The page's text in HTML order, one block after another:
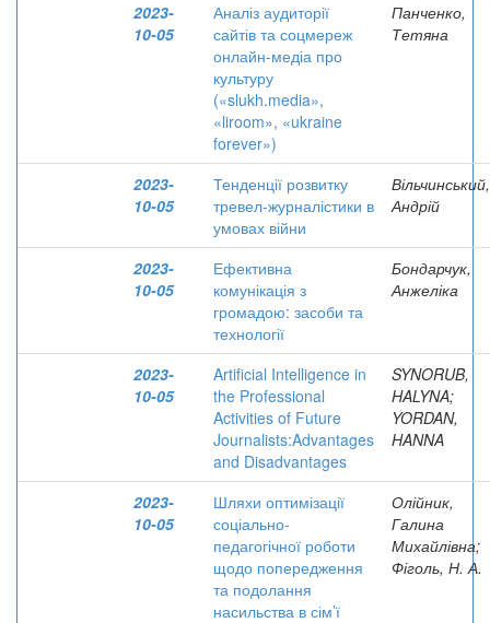
2023-
10-05
Аналіз аудиторії
сайтів та соцмереж
онлайн-медіа про
культуру
(«slukh.media»,
«liroom», «ukraine
forever»)
Панченко,
Тетяна
2023-
10-05
Тенденції розвитку
тревел-журналістики в
умовах війни
Вільчинський,
Андрій
2023-
10-05
Ефективна
комунікація з
громадою: засоби та
технології
Бондарчук,
Анжеліка
2023-
10-05
Artificial Intelligence in
the Professional
Activities of Future
Journalists:Advantages
and Disadvantages
SYNORUB,
HALYNA;
YORDAN,
HANNA
2023-
10-05
Шляхи оптимізації
соціально-
педагогічної роботи
щодо попередження
та подолання
насильства в сім’ї
Олійник,
Галина
Михайлівна;
Фіголь, Н. А.